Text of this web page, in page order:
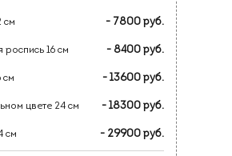
см - 7800 руб.
роспись 16 см - 8400 руб.
см - 13600 руб.
цвете 24 см - 18300 руб.
см - 29900 руб.